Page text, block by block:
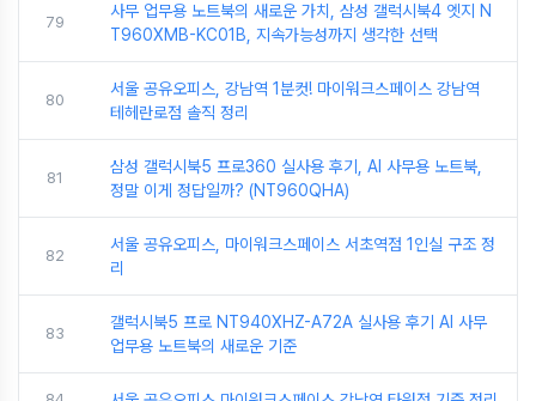
79
사무 업무용 노트북의 새로운 가치, 삼성 갤럭시북4 엣지 N
T960XMB-KC01B, 지속가능성까지 생각한 선택
80
서울 공유오피스, 강남역 1분컷! 마이워크스페이스 강남역
테헤란로점 솔직 정리
81
삼성 갤럭시북5 프로360 실사용 후기, AI 사무용 노트북,
정말 이게 정답일까? (NT960QHA)
82
서울 공유오피스, 마이워크스페이스 서초역점 1인실 구조 정
리
83
갤럭시북5 프로 NT940XHZ-A72A 실사용 후기 AI 사무
업무용 노트북의 새로운 기준